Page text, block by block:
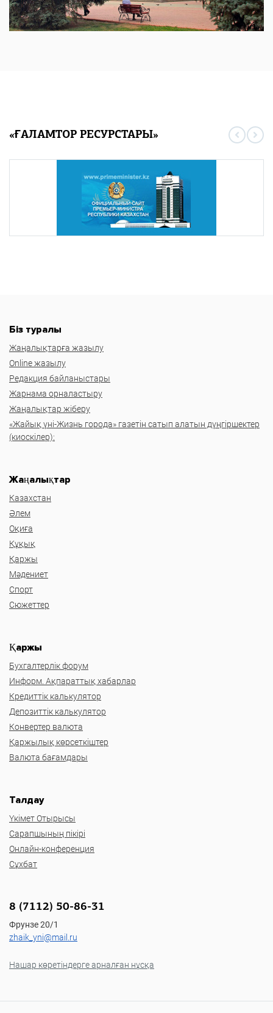
«ҒАЛАМТОР РЕСУРСТАРЫ»
Біз туралы
Жаңалықтарға жазылу
Online жазылу
Редакция байланыстары
Жарнама орналастыру
Жаңалықтар жіберу
«Жайық үні-Жизнь города» газетін сатып алатын дүңгіршектер
(киоскілер):
Жаңалықтар
Казахстан
Әлем
Оқиға
Құқық
Қаржы
Мәдениет
Спорт
Сюжеттер
Қаржы
Бухгалтерлік форум
Информ. Ақпараттық хабарлар
Кредиттік калькулятор
Депозиттік калькулятор
Конвертер валюта
Қаржылық көрсеткіштер
Валюта бағамдары
Талдау
Үкімет Отырысы
Сарапшының пікірі
Онлайн-конференция
Сұхбат
8 (7112) 50-86-31
Фрунзе 20/1
zhaik_yni@mail.ru
Нашар көретіндерге арналған нұсқа